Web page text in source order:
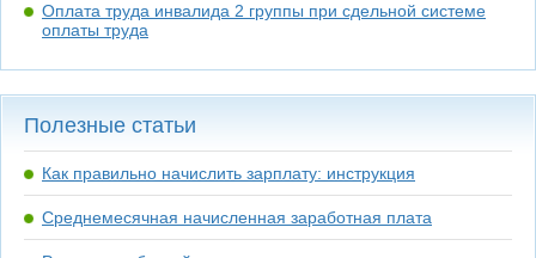
Оплата труда инвалида 2 группы при сдельной системе
оплаты труда
Полезные статьи
Как правильно начислить зарплату: инструкция
Среднемесячная начисленная заработная плата